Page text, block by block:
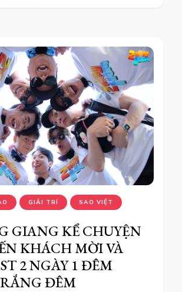
GIẢI TRÍ SAO VIỆT
GIANG KỂ CHUYỆN
KHÁCH MỜI VÀ
2 NGÀY 1 ĐÊM
ĐÊM